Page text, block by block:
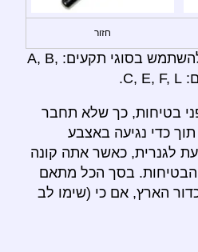
חזור
מתאם זה מאפשר לך להשתמש בסוגי תקעים: A, B,
בטיחות, כך שלא תחבר
כדי נגיעה באצבע
לגנרית, כאשר אתה קונה
הבטיחות. בסך הכל מתאם
הארץ, אם כי (שימו לב